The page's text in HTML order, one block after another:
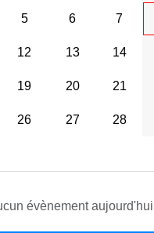
5 6 7
12 13 14
19 20 21
26 27 28
évènement aujourd'hui